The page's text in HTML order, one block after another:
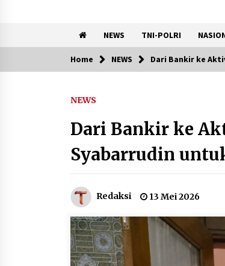
NEWS TNI-POLRI
Trending Now
Pendampingan
Memperkuat
Bongkar Korupsi
Miliar: Sewa
Eks VP Angkasa
Ditahan
Home NEWS Dari Bankir ke
NEWS
Dari Bankir ke
Syabarrudin
Redaksi 13 Mei 2026